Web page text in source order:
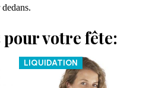
pour votre fête:
LIQUIDATION